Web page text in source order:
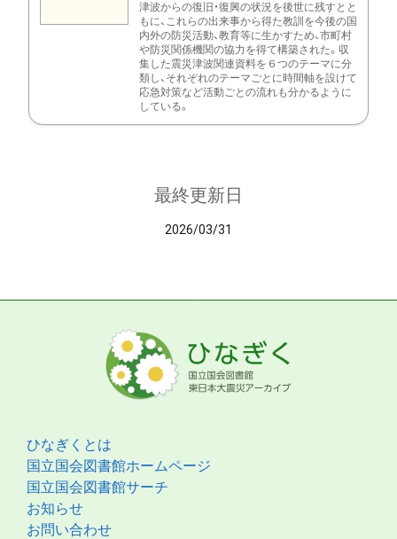
津波からの復旧・復興の状況を後世に残すとと
もに、これらの出来事から得た教訓を今後の国
内外の防災活動、教育等に生かすため、市町村
や防災関係機関の協力を得て構築された。収
集した震災津波関連資料を６つのテーマに分
類し、それぞれのテーマごとに時間軸を設けて
応急対策など活動ごとの流れも分かるように
している。
最終更新日
2026/03/31
ひなぎくとは
国立国会図書館ホームページ
国立国会図書館サーチ
お知らせ
お問い合わせ